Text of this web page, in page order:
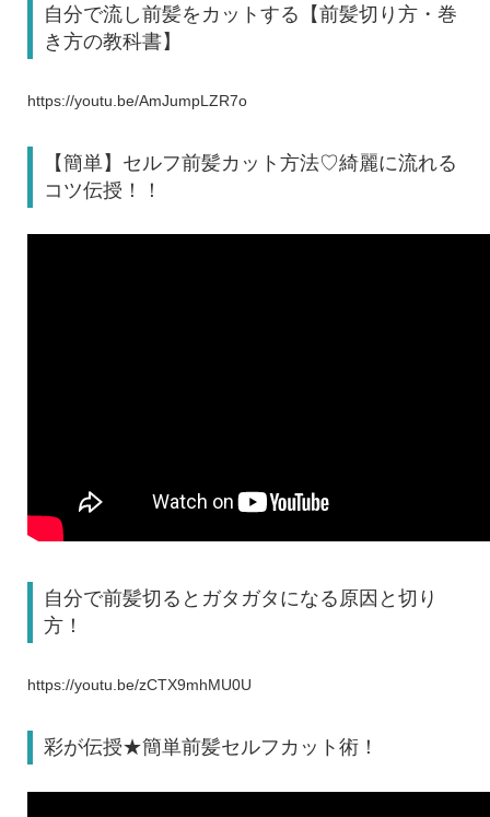
自分で流し前髪をカットする【前髪切り方・巻
き方の教科書】
https://youtu.be/AmJumpLZR7o
【簡単】セルフ前髪カット方法♡綺麗に流れる
コツ伝授！！
自分で前髪切るとガタガタになる原因と切り
方！
https://youtu.be/zCTX9mhMU0U
彩が伝授★簡単前髪セルフカット術！